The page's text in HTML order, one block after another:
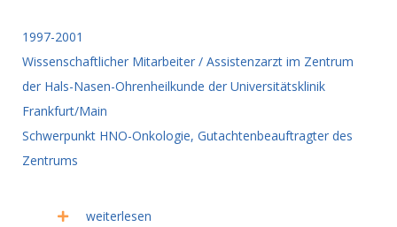
1997-2001
Wissenschaftlicher Mitarbeiter / Assistenzarzt im Zentrum
der Hals-Nasen-Ohrenheilkunde der Universitätsklinik
Frankfurt/Main
Schwerpunkt HNO-Onkologie, Gutachtenbeauftragter des
Zentrums
weiterlesen